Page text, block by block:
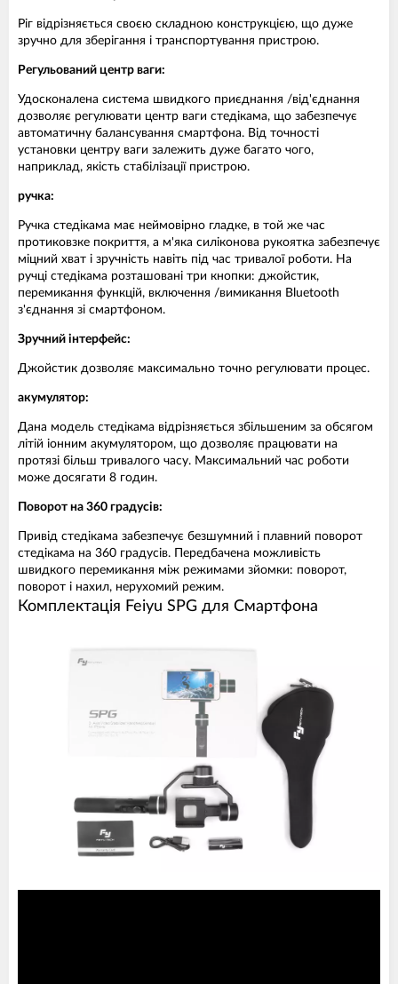
Ріг відрізняється своєю складною конструкцією, що дуже
зручно для зберігання і транспортування пристрою.
Регульований центр ваги:
Удосконалена система швидкого приєднання /від'єднання
дозволяє регулювати центр ваги стедікама, що забезпечує
автоматичну балансування смартфона. Від точності
установки центру ваги залежить дуже багато чого,
наприклад, якість стабілізації пристрою.
ручка:
Ручка стедікама має неймовірно гладке, в той же час
протиковзке покриття, а м'яка силіконова рукоятка забезпечує
міцний хват і зручність навіть під час тривалої роботи. На
ручці стедікама розташовані три кнопки: джойстик,
перемикання функцій, включення /вимикання Bluetooth
з'єднання зі смартфоном.
Зручний інтерфейс:
Джойстик дозволяє максимально точно регулювати процес.
акумулятор:
Дана модель стедікама відрізняється збільшеним за обсягом
літій іонним акумулятором, що дозволяє працювати на
протязі більш тривалого часу. Максимальний час роботи
може досягати 8 годин.
Поворот на 360 градусів:
Привід стедікама забезпечує безшумний і плавний поворот
стедікама на 360 градусів. Передбачена можливість
швидкого перемикання між режимами зйомки: поворот,
поворот і нахил, нерухомий режим.
Комплектація Feiyu SPG для Смартфона